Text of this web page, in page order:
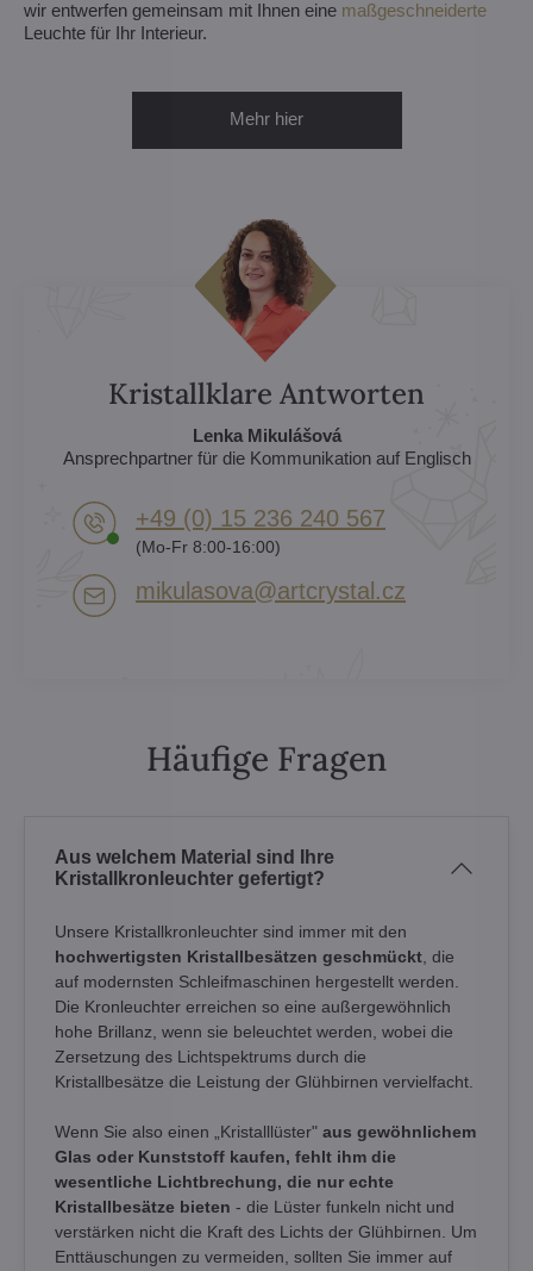
wir entwerfen gemeinsam mit Ihnen eine maßgeschneiderte
Leuchte für Ihr Interieur.
Mehr hier
Kristallklare Antworten
Lenka Mikulášová
Ansprechpartner für die Kommunikation auf Englisch
+49 (0) 15 236 240 567
(Mo-Fr 8:00-16:00)
mikulasova​@artcrystal​.cz
Häufige Fragen
Aus welchem Material sind Ihre
Kristallkronleuchter gefertigt?
Unsere Kristallkronleuchter sind immer mit den
hochwertigsten Kristallbesätzen geschmückt, die
auf modernsten Schleifmaschinen hergestellt werden.
Die Kronleuchter erreichen so eine außergewöhnlich
hohe Brillanz, wenn sie beleuchtet werden, wobei die
Zersetzung des Lichtspektrums durch die
Kristallbesätze die Leistung der Glühbirnen vervielfacht.
Wenn Sie also einen „Kristalllüster" aus gewöhnlichem
Glas oder Kunststoff kaufen, fehlt ihm die
wesentliche Lichtbrechung, die nur echte
Kristallbesätze bieten - die Lüster funkeln nicht und
verstärken nicht die Kraft des Lichts der Glühbirnen. Um
Enttäuschungen zu vermeiden, sollten Sie immer auf